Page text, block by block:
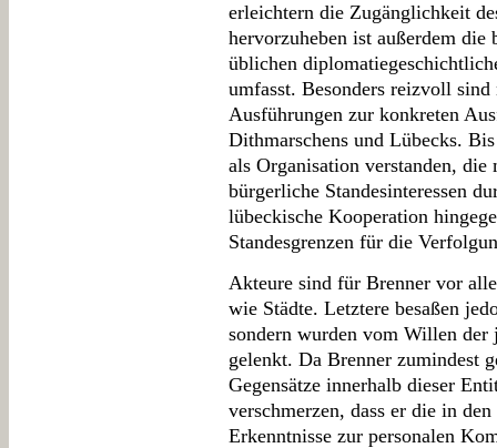
erleichtern die Zugänglichkeit
hervorzuheben ist außerdem die
üblichen
umfasst. Besonders reizvoll sind
Ausführungen zur konkreten
Dithmarschens und Lübecks.
als Organisation verstanden,
bürgerliche Standesinteressen
lübeckische Kooperation
Standesgrenzen für die
Akteure sind für Brenner vor
wie Städte. Letztere besaßen
sondern wurden vom Willen der
gelenkt. Da Brenner zumindest
Gegensätze innerhalb dieser
verschmerzen, dass er die in
Erkenntnisse zur personalen